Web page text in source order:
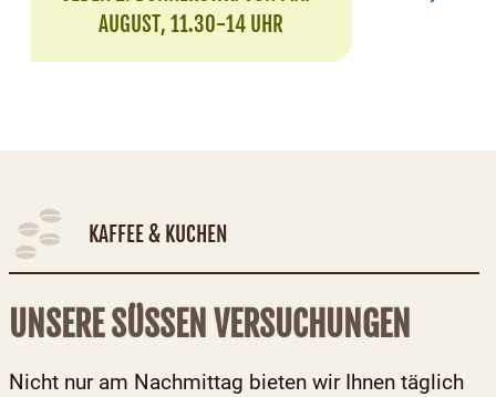
AUGUST, 11.30-14 UHR
KAFFEE & KUCHEN
UNSERE SÜSSEN VERSUCHUNGEN
Nicht nur am Nachmittag bieten wir Ihnen täglich